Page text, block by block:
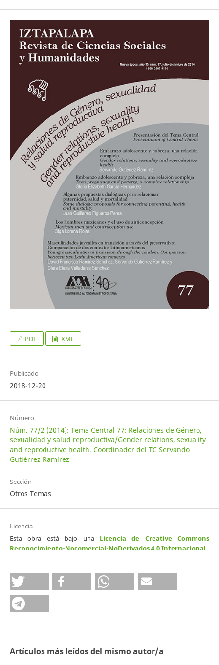
PDF XML
Publicado
2018-12-20
Número
Núm. 77/2 (2014): Tema Central 77: Relaciones de Género,
sexualidad y salud reproductiva/Gender relations, sexuality
and reproductive health. Coordinador del TC Servando
Gutiérrez Ramírez
Sección
Otros Temas
Licencia
Esta obra está bajo una Licencia de Creative Commons
Reconocimiento-Nocomercial-NoDerivados 4.0 Internacional.
Artículos más leídos del mismo autor/a